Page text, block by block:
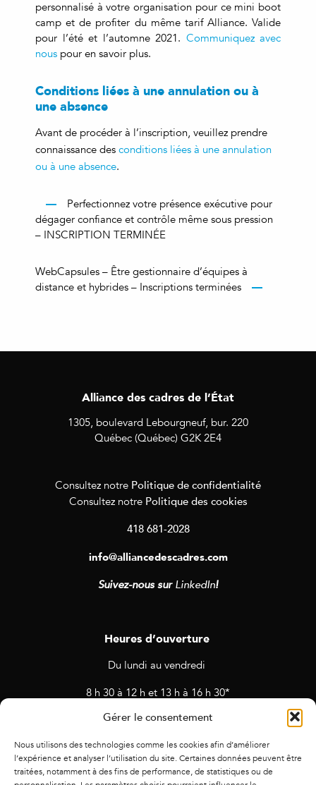
Gérer le consentement
Nous utilisons des technologies comme les cookies afin d’améliorer
l’expérience et analyser l’utilisation du site. Certaines données peuvent être
traitées, notamment à des fins de performance, de statistiques ou de
personnalisé à votre organisation pour ce mini boot
camp et de profiter du même tarif Alliance. Valide
pour l’été et l’automne 2021. Communiquez avec
nous pour en savoir plus.
Conditions liées à une annulation ou à
une absence
Avant de procéder à l’inscription, veuillez prendre
connaissance des conditions liées à une annulation
ou à une absence.
Perfectionnez votre présence exécutive pour
dégager confiance et contrôle même sous pression
– INSCRIPTION TERMINÉE
WebCapsules – Être gestionnaire d’équipes à
distance et hybrides – Inscriptions terminées
Alliance des cadres de l’État
1305, boulevard Lebourgneuf, bur. 220
Québec (Québec) G2K 2E4
Consultez notre Politique de confidentialité
Consultez notre Politique des cookies
418 681-2028
info@alliancedescadres.com
Suivez-nous sur LinkedIn!
Heures d’ouverture
Du lundi au vendredi
8 h 30 à 12 h et 13 h à 16 h 30*
* Horaires sujets à changement en cas de rendez-vous et